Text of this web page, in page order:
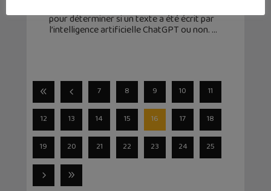
pour déterminer si un texte a été écrit par
l’intelligence artificielle ChatGPT ou non.
7 8 9 10 11
12 13 14 15 16 17 18
19 20 21 22 23 24 25